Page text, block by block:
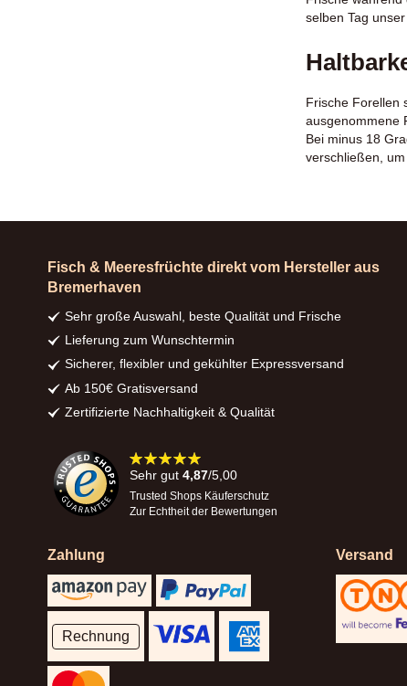
selben Tag
Frische Forellen
ausgenommene
Bei minus 18
verschließen,
Fisch & Meeresfrüchte direkt vom Hersteller aus
Bremerhaven
Sehr große Auswahl, beste Qualität und Frische
Lieferung zum Wunschtermin
Sicherer, flexibler und gekühlter Expressversand
Ab 150€ Gratisversand
Zertifizierte Nachhaltigkeit & Qualität
98%
Sehr gut 4,87/5,00
Trusted Shops Käuferschutz
Zur Echtheit der Bewertungen
Zahlung
Rechnung
Versand